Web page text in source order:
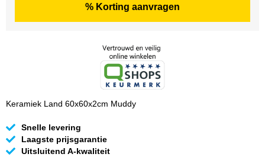
% Korting aanvragen
Keramiek Land 60x60x2cm Muddy
Snelle levering
Laagste prijsgarantie
Uitsluitend A-kwaliteit